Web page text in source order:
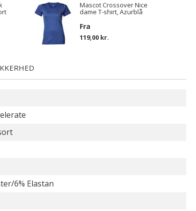
Mascot Crossover Nice
dame T-shirt, Azurblå
Fra
119,00 kr.
6% Elastan